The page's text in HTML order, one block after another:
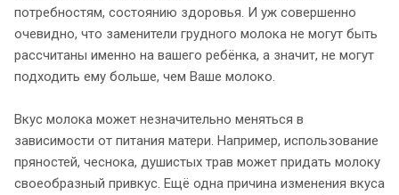
потребностям, состоянию здоровья. И уж совершенно
очевидно, что заменители грудного молока не могут быть
рассчитаны именно на вашего ребёнка, а значит, не могут
подходить ему больше, чем Ваше молоко.
Вкус молока может незначительно меняться в
зависимости от питания матери. Например, использование
пряностей, чеснока, душистых трав может придать молоку
своеобразный привкус. Ещё одна причина изменения вкуса